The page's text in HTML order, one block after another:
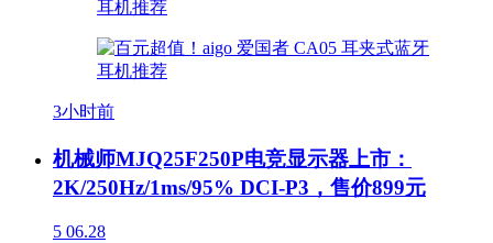
3小时前
机械师MJQ25F250P电竞显示器上市：
2K/250Hz/1ms/95% DCI-P3，售价899元
5 06.28